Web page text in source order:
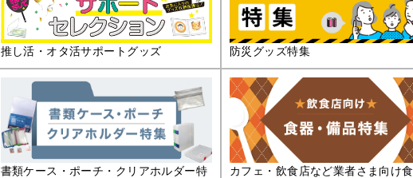
推し活・オタ活サポートグッズ 防災グッズ特集
書類ケース・ポーチ・クリアホルダー特
カフェ・飲食店など業者さま向け食